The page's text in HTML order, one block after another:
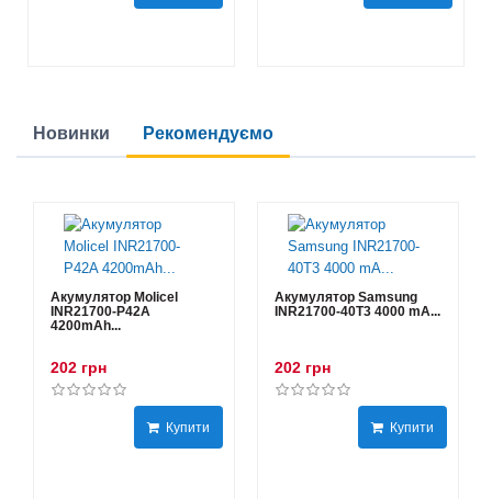
Новинки Рекомендуємо
Акумулятор Molicel
INR21700-P42A
4200mAh...
202 грн
Купити
Акумулятор Samsung
INR21700-40T3 4000 mA...
202 грн
Купити